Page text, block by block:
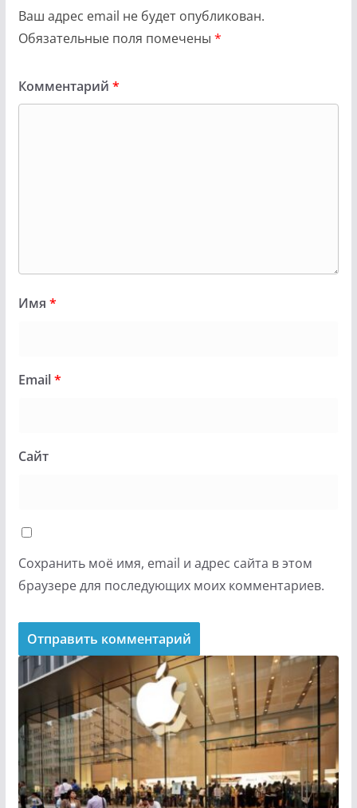
Ваш адрес email не будет опубликован.
Обязательные поля помечены *
Комментарий *
Имя *
Email*
Сайт
Сохранить моё имя, email и адрес сайта в этом
браузере для последующих моих комментариев.